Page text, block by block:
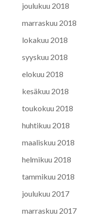
joulukuu 2018
marraskuu 2018
lokakuu 2018
syyskuu 2018
elokuu 2018
kesäkuu 2018
toukokuu 2018
huhtikuu 2018
maaliskuu 2018
helmikuu 2018
tammikuu 2018
joulukuu 2017
marraskuu 2017